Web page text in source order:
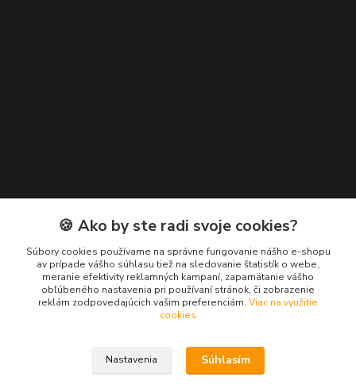
Kontakty
Zákaznícka podpora EuroNáradie
+421 911 629 846
(Po-Pia, 8-16 hod.)
info@euronaradie.sk
🍪 Ako by ste radi svoje cookies?
Súbory cookies používame na správne fungovanie nášho e-shopu
av prípade vášho súhlasu tiež na sledovanie štatistík o webe,
meranie efektivity reklamných kampaní, zapamätanie vášho
obľúbeného nastavenia pri používaní stránok, či zobrazenie
reklám zodpovedajúcich vašim preferenciám. Viac na využitie
cookies
Nastavenia Súhlasím